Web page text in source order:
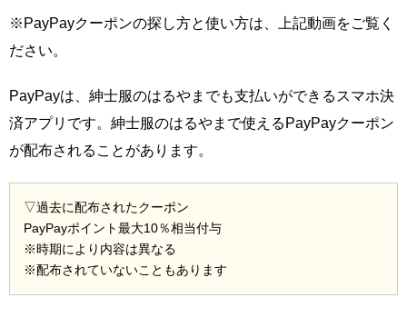
※PayPayクーポンの探し方と使い方は、上記動画をご覧く
ださい。
PayPayは、紳士服のはるやまでも支払いができるスマホ決
済アプリです。紳士服のはるやまで使えるPayPayクーポン
が配布されることがあります。
▽過去に配布されたクーポン
PayPayポイント最大10％相当付与
※時期により内容は異なる
※配布されていないこともあります